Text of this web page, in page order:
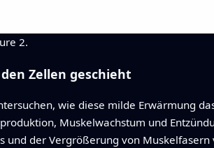
2.
Zellen geschieht
wie diese milde Erwärmung
Muskelwachstum und
und der Vergrößerung von